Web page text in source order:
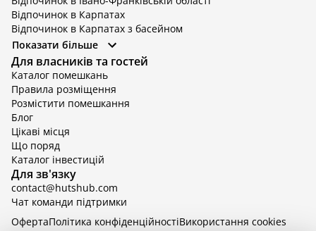
Відпочинок в Карпатах
Відпочинок в Карпатах з басейном
Відпочинок в Київській області
Відпочинок в Київській області з басейном
Відпочинок в Тернопільській області
Відпочинок у Вінницькій області
Відпочинок в Яремче
Відпочинок у Львівській області з басейном
Відпочинок з басейном в Тернопільській області
Показати більше
Для власників та гостей
Каталог помешкань
Правила розміщення
Розмістити помешкання
Блог
Цікаві місця
Що поряд
Каталог інвестицій
Для зв'язку
contact@hutshub.com
Чат команди підтримки
ОфертаПолітика конфіденційностіBикористання cookies